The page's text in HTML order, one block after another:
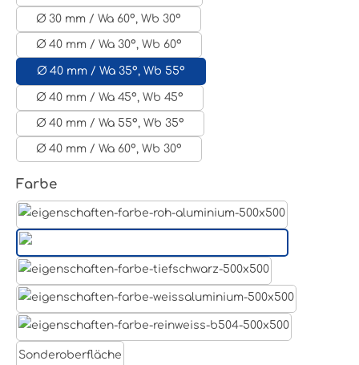
Ø 30 mm / Wa 60°, Wb 30°
Ø 40 mm / Wa 30°, Wb 60°
Ø 40 mm / Wa 35°, Wb 55°
Ø 40 mm / Wa 45°, Wb 45°
Ø 40 mm / Wa 55°, Wb 35°
Ø 40 mm / Wa 60°, Wb 30°
Farbeauswählen
Weißaluminium- RAL 9006
Sonderoberfläche